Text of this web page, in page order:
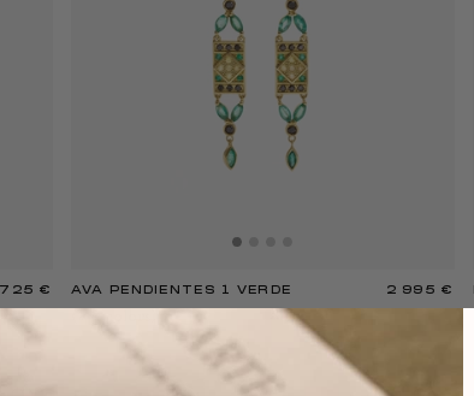
725 € AVA PENDIENTES 1 VERDE 2 995 €
3